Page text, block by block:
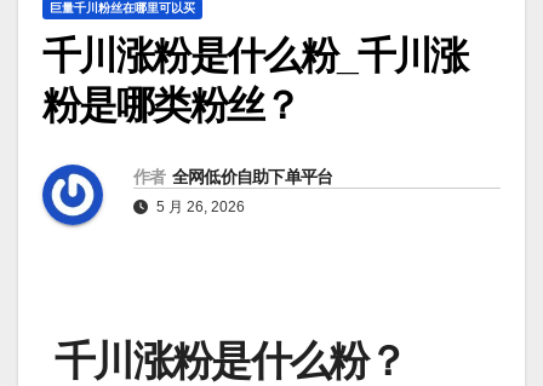
巨量千川粉丝在哪里可以买
千川涨粉是什么粉_千川涨
粉是哪类粉丝？
作者 全网低价自助下单平台
5 月 26, 2026
千川涨粉是什么粉？